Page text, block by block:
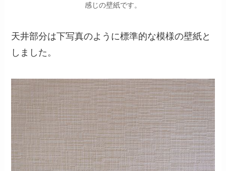
感じの壁紙です。
天井部分は下写真のように標準的な模様の壁紙と
しました。